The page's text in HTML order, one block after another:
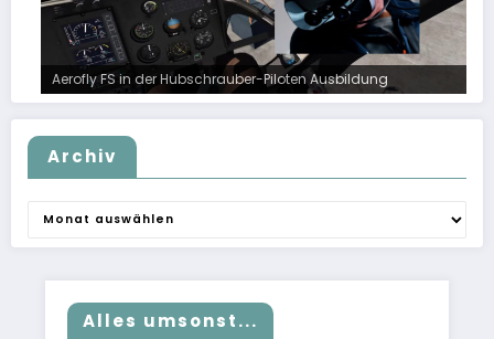
Aerofly FS in der Hubschrauber-Piloten Ausbildung
Archiv
Alles umsonst...